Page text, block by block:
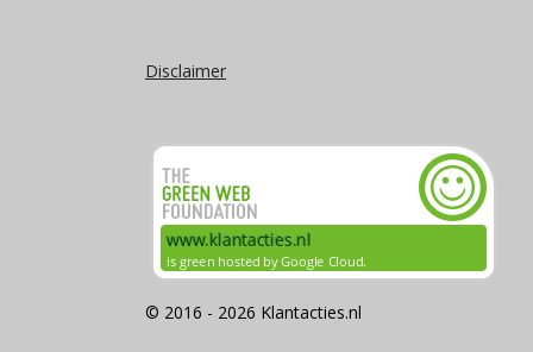
Disclaimer
© 2016 - 2026 Klantacties.nl